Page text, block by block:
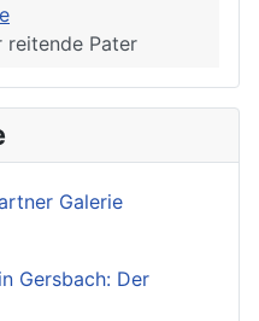
reitende Pater
Galerie
Gersbach: Der